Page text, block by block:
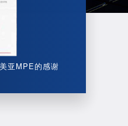
亚MPE的感谢